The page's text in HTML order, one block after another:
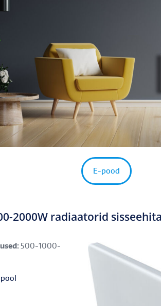
E-pood
2000W radiaatorid
500-1000-